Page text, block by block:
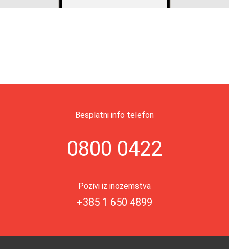
Besplatni info telefon
0800 0422
Pozivi iz inozemstva
+385 1 650 4899